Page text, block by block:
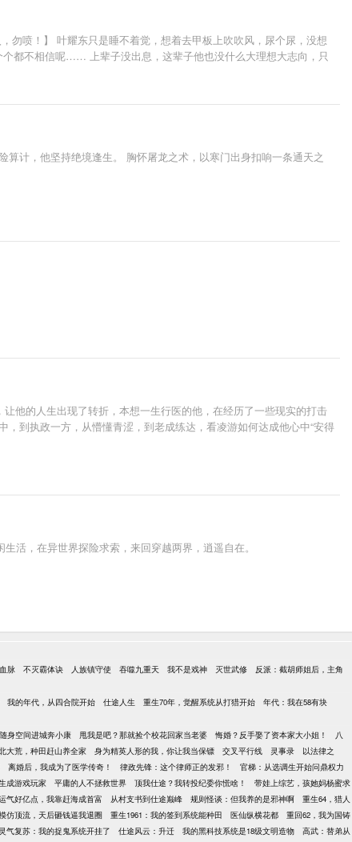
勿喷！】 叶耀东只是睡不着觉，想着去甲板上吹吹风，尿个尿，没想
都不相信呢…… 上辈子没出息，这辈子他也没什么大理想大志向，只
计，他坚持绝境逢生。 胸怀屠龙之术，以寒门出身扣响一条通天之
他的人生出现了转折，本想一生行医的他，在经历了一些现实的打击
到执政一方，从懵懂青涩，到老成练达，看凌游如何达成他心中“安得
活，在异世界探险求索，来回穿越两界，逍遥自在。
脉 不灭霸体诀 人族镇守使 吞噬九重天 我不是戏神 灭世武修
反派：截胡师姐后，主角
我的年代，从四合院开始 仕途人生 重生70年，觉醒系统从打猎开始
年代：我在58有块
身空间进城奔小康 甩我是吧？那就捡个校花回家当老婆 悔婚？反手娶了资本家大小姐！
八
大荒，种田赶山养全家 身为精英人形的我，你让我当保镖 交叉平行线 灵事录
以法律之
离婚后，我成为了医学传奇！ 律政先锋：这个律师正的发邪！
官梯：从选调生开始问鼎权力
成游戏玩家 平庸的人不拯救世界 顶我仕途？我转投纪委你慌啥！
带娃上综艺，孩她妈杨蜜求
气好亿点，我靠赶海成首富 从村支书到仕途巅峰 规则怪谈：但我养的是邪神啊
重生64，猎人
仿顶流，天后砸钱逼我退圈 重生1961：我的签到系统能种田 医仙纵横花都
重回62，我为国铸
灵气复苏：我的捉鬼系统开挂了 仕途风云：升迁 我的黑科技系统是18级文明造物
高武：替弟从